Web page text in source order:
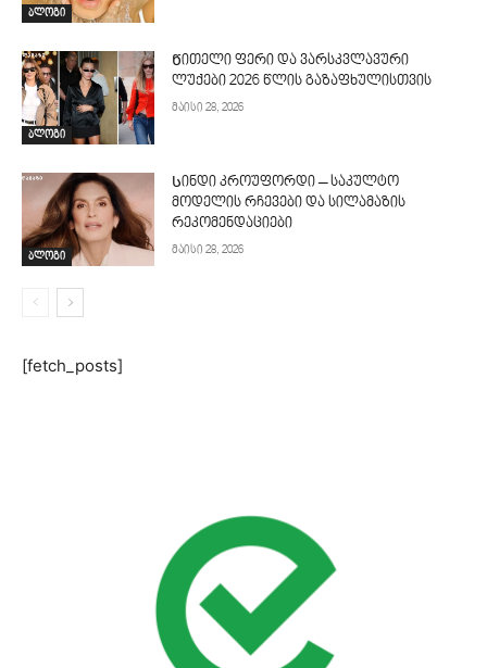
ბლოგი
ბლოგი
Წითელი ფერი და ვარსკვლავური
ლუქები 2026 წლის გაზაფხულისთვის
მაისი 28, 2026
ბლოგი
Სინდი კროუფორდი – საკულტო
მოდელის რჩევები და სილამაზის
რეკომენდაციები
მაისი 28, 2026
[fetch_posts]